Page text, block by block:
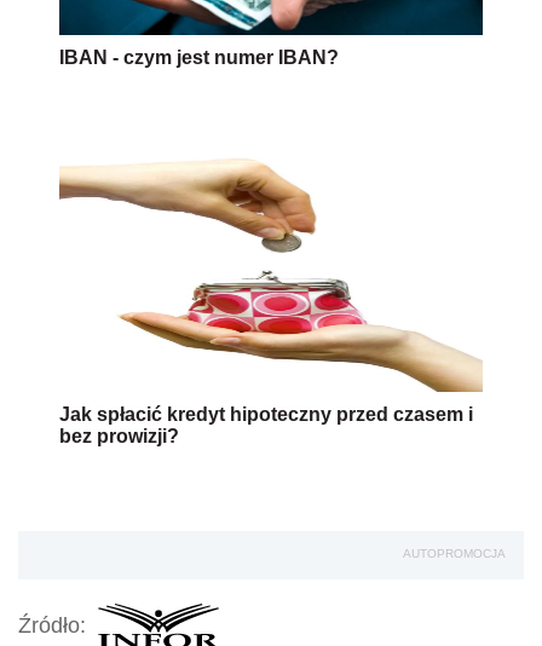
IBAN - czym jest numer IBAN?
Jak spłacić kredyt hipoteczny przed czasem i
bez prowizji?
AUTOPROMOCJA
Źródło: